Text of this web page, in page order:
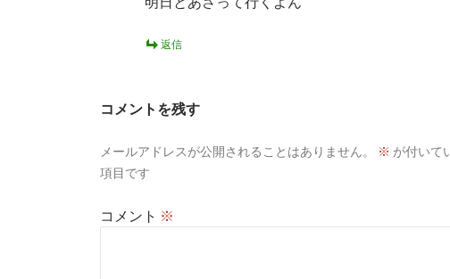
返信
コメントを残す
メールアドレスが公開されることはありません。 ※ が付いて
項目です
コメント ※